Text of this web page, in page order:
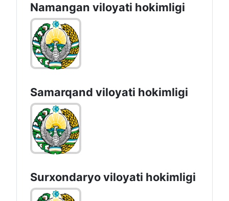
Namangan vilоyati hоkimligi
Samarqand viloyati hokimligi
Surxondaryo vilоyati hоkimligi